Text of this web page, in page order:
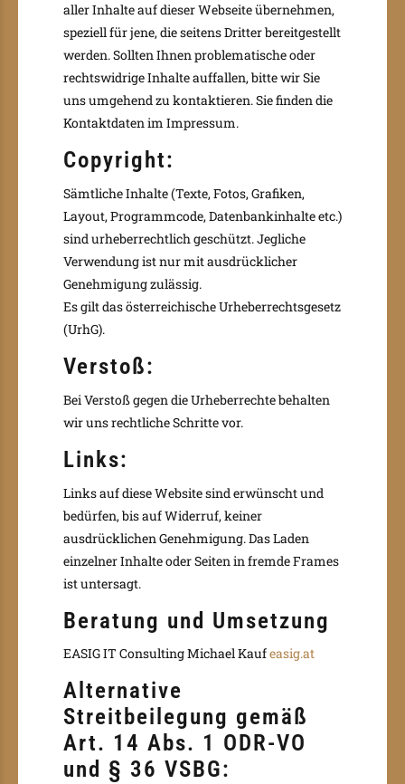
aller Inhalte auf dieser Webseite übernehmen,
speziell für jene, die seitens Dritter bereitgestellt
werden. Sollten Ihnen problematische oder
rechtswidrige Inhalte auffallen, bitte wir Sie
uns umgehend zu kontaktieren. Sie finden die
Kontaktdaten im Impressum.
Copyright:
Sämtliche Inhalte (Texte, Fotos, Grafiken,
Layout, Programmcode, Datenbankinhalte etc.)
sind urheberrechtlich geschützt. Jegliche
Verwendung ist nur mit ausdrücklicher
Genehmigung zulässig.
Es gilt das österreichische Urheberrechtsgesetz
(UrhG).
Verstoß:
Bei Verstoß gegen die Urheberrechte behalten
wir uns rechtliche Schritte vor.
Links:
Links auf diese Website sind erwünscht und
bedürfen, bis auf Widerruf, keiner
ausdrücklichen Genehmigung. Das Laden
einzelner Inhalte oder Seiten in fremde Frames
ist untersagt.
Beratung und Umsetzung
EASIG IT Consulting Michael Kaufeasig.at
Alternative
Streitbeilegung gemäß
Art. 14 Abs. 1 ODR-VO
und § 36 VSBG: